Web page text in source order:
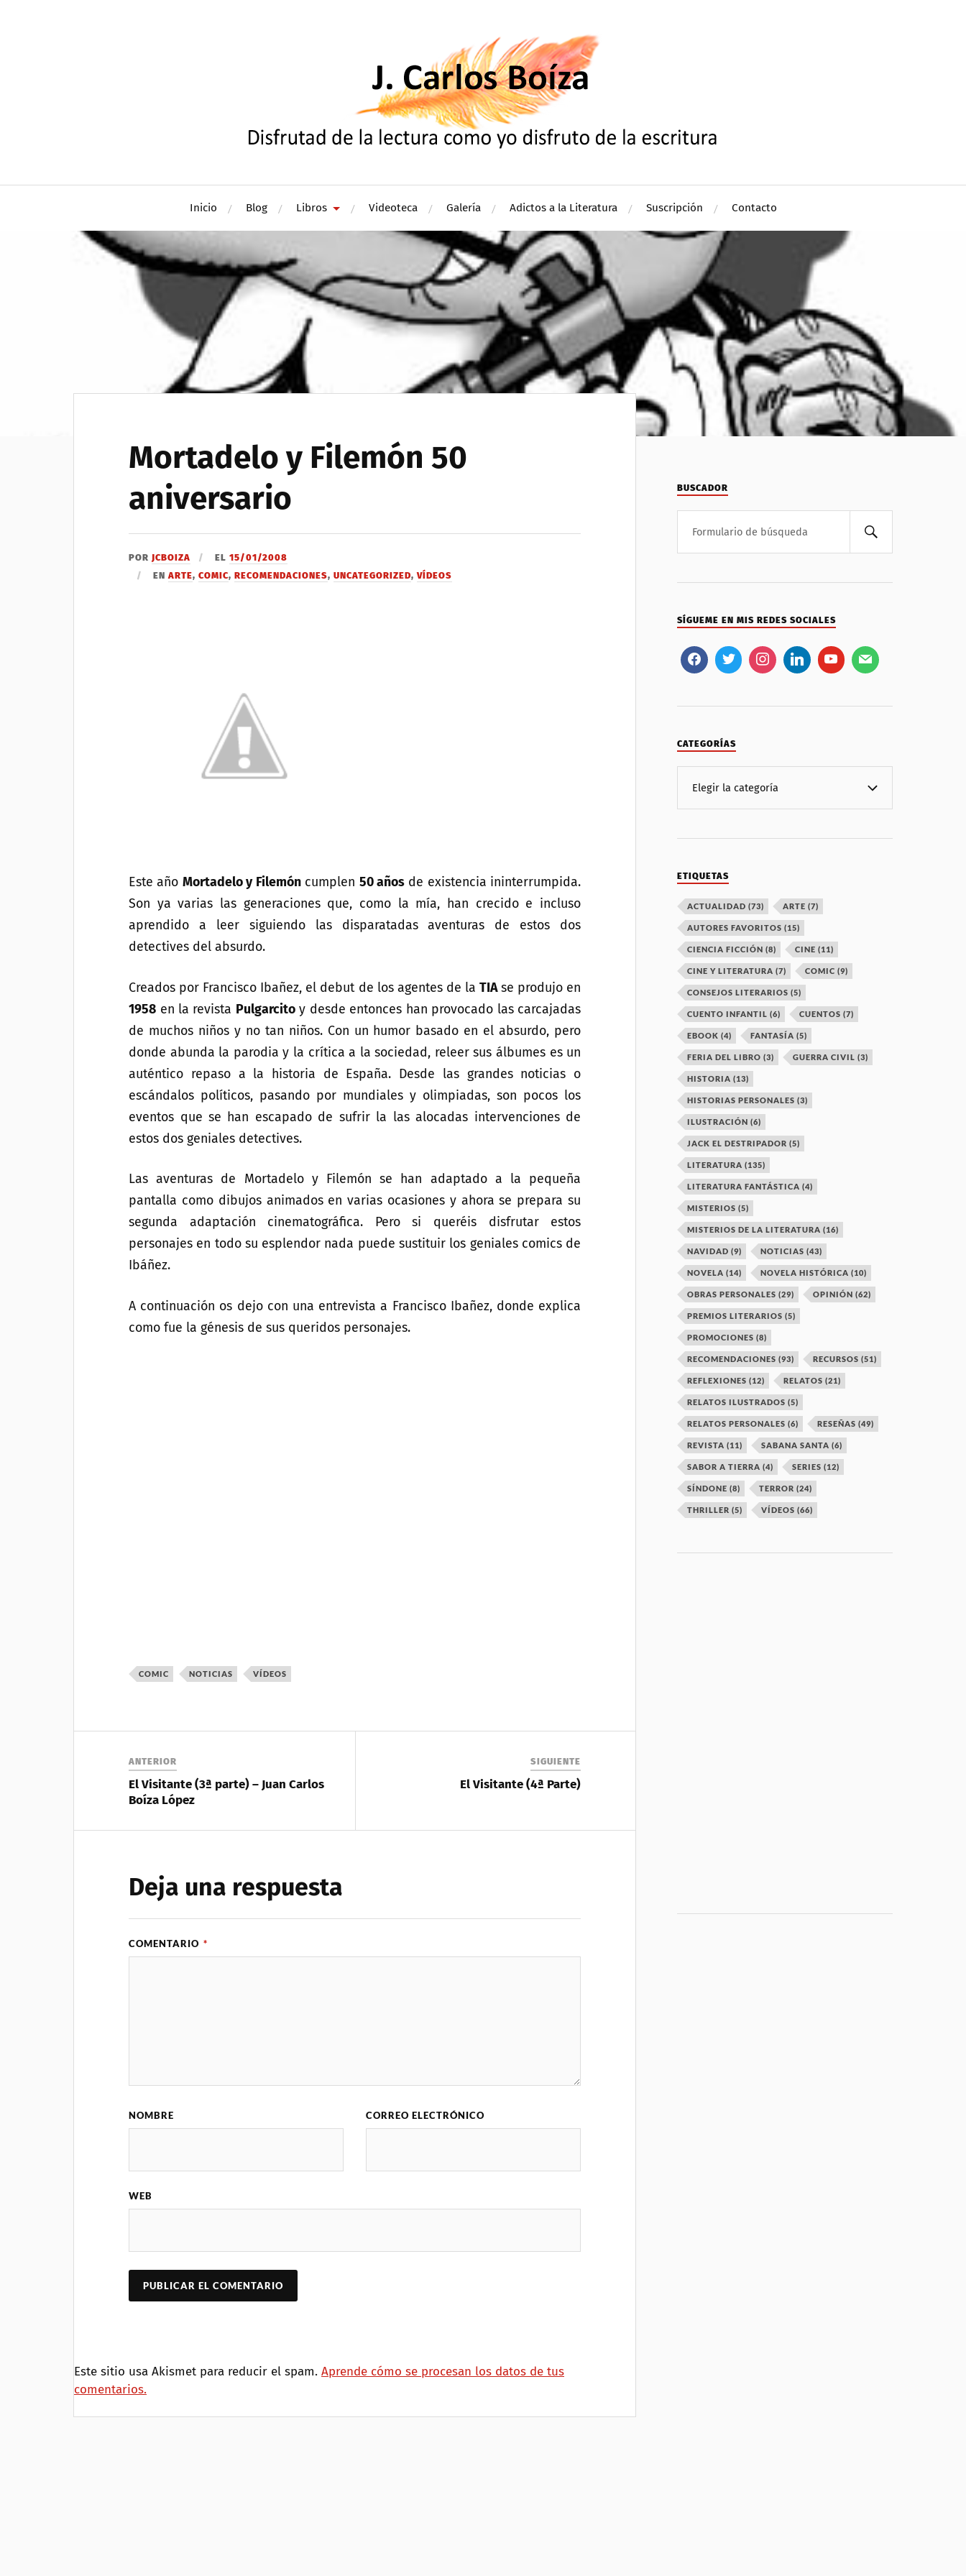
Inicio Blog Libros Videoteca Galería Adictos a la Literatura Suscripción Contacto
Mortadelo y Filemón 50
aniversario
PORJCBOIZA EL15/01/2008
ENARTE,COMIC,RECOMENDACIONES,UNCATEGORIZED,VÍDEOS
Este año Mortadelo y Filemóncumplen 50 añosde existencia ininterrumpida.
Son ya varias las generaciones que, como la mía, han crecido e incluso
aprendido a leer siguiendo las disparatadas aventuras de estos dos
detectives del absurdo.
Creados por Francisco Ibañez, el debut de los agentes de la TIAse produjo en
1958 en la revista Pulgarcitoy desde entonces han provocado las carcajadas
de muchos niños y no tan niños. Con un humor basado en el absurdo, pero
donde abunda la parodia y la crítica a la sociedad, releer sus álbumes es un
auténtico repaso a la historia de España. Desde las grandes noticias o
escándalos políticos, pasando por mundiales y olimpiadas, son pocos los
eventos que se han escapado de sufrir la las alocadas intervenciones de
estos dos geniales detectives.
Las aventuras de Mortadelo y Filemón se han adaptado a la pequeña
pantalla como dibujos animados en varias ocasiones y ahora se prepara su
segunda adaptación cinematográfica. Pero si queréis disfrutar estos
personajes en todo su esplendor nada puede sustituir los geniales comics de
Ibáñez.
A continuación os dejo con una entrevista a Francisco Ibañez, donde explica
como fue la génesis de sus queridos personajes.
COMIC NOTICIAS VÍDEOS
ANTERIOR
El Visitante (3ª parte) – Juan Carlos
Boíza López
SIGUIENTE
El Visitante (4ª Parte)
Deja una respuesta
COMENTARIO *
NOMBRE CORREO ELECTRÓNICO
WEB
Este sitio usa Akismet para reducir el spam. Aprende cómo se procesan los datos de tus
comentarios.
BUSCADOR
SÍGUEME EN MIS REDES SOCIALES
CATEGORÍAS
ETIQUETAS
ACTUALIDAD (73) ARTE (7)
AUTORES FAVORITOS (15)
CIENCIA FICCIÓN (8) CINE (11)
CINE Y LITERATURA (7) COMIC (9)
CONSEJOS LITERARIOS (5)
CUENTO INFANTIL (6) CUENTOS (7)
EBOOK (4) FANTASÍA (5)
FERIA DEL LIBRO (3) GUERRA CIVIL (3)
HISTORIA (13)
HISTORIAS PERSONALES (3)
ILUSTRACIÓN (6)
JACK EL DESTRIPADOR (5)
LITERATURA (135)
LITERATURA FANTÁSTICA (4)
MISTERIOS (5)
MISTERIOS DE LA LITERATURA (16)
NAVIDAD (9) NOTICIAS (43)
NOVELA (14) NOVELA HISTÓRICA (10)
OBRAS PERSONALES (29) OPINIÓN (62)
PREMIOS LITERARIOS (5)
PROMOCIONES (8)
RECOMENDACIONES (93) RECURSOS (51)
REFLEXIONES (12) RELATOS (21)
RELATOS ILUSTRADOS (5)
RELATOS PERSONALES (6) RESEÑAS (49)
REVISTA (11) SABANA SANTA (6)
SABOR A TIERRA (4) SERIES (12)
SÍNDONE (8) TERROR (24)
THRILLER (5) VÍDEOS (66)